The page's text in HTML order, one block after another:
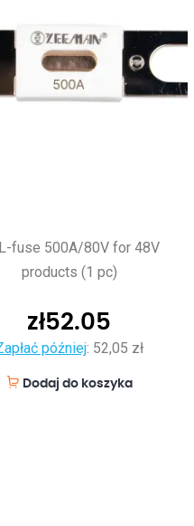
fuse 500A/80V for 48V
products (1 pc)
zł52.05
później: 52,05 zł
Dodaj do koszyka